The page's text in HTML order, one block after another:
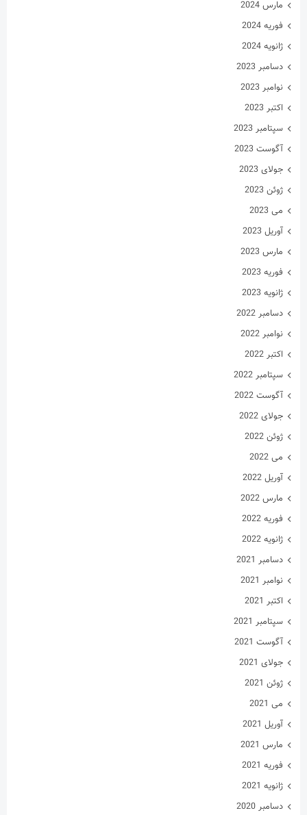
مارس 2024
فوریه 2024
ژانویه 2024
دسامبر 2023
نوامبر 2023
اکتبر 2023
سپتامبر 2023
آگوست 2023
جولای 2023
ژوئن 2023
می 2023
آوریل 2023
مارس 2023
فوریه 2023
ژانویه 2023
دسامبر 2022
نوامبر 2022
اکتبر 2022
سپتامبر 2022
آگوست 2022
جولای 2022
ژوئن 2022
می 2022
آوریل 2022
مارس 2022
فوریه 2022
ژانویه 2022
دسامبر 2021
نوامبر 2021
اکتبر 2021
سپتامبر 2021
آگوست 2021
جولای 2021
ژوئن 2021
می 2021
آوریل 2021
مارس 2021
فوریه 2021
ژانویه 2021
دسامبر 2020